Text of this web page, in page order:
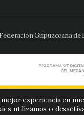
Guipuzcoana de
experiencia en
utilizamos o